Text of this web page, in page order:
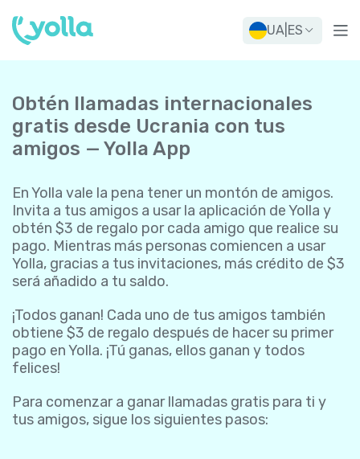
UA ES
Obtén llamadas internacionales
gratis desde Ucrania con tus
amigos — Yolla App
En Yolla vale la pena tener un montón de amigos.
Invita a tus amigos a usar la aplicación de Yolla y
obtén $3 de regalo por cada amigo que realice su
pago. Mientras más personas comiencen a usar
Yolla, gracias a tus invitaciones, más crédito de $3
será añadido a tu saldo.
¡Todos ganan! Cada uno de tus amigos también
obtiene $3 de regalo después de hacer su primer
pago en Yolla. ¡Tú ganas, ellos ganan y todos
felices!
Para comenzar a ganar llamadas gratis para ti y
tus amigos, sigue los siguientes pasos: